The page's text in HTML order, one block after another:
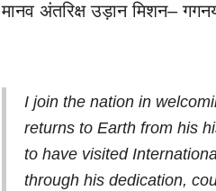
मानव अंतरिक्ष उड़ान मिशन–
I join the nation in
returns to Earth from his
to have visited
through his dedication,